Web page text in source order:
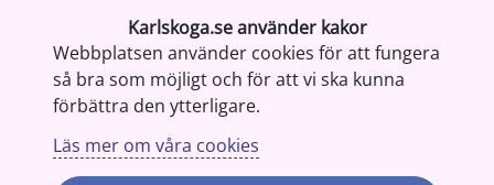
Karlskoga.se använder kakor
Webbplatsen använder cookies för att fungera
så bra som möjligt och för att vi ska kunna
förbättra den ytterligare.
Läs mer om våra cookies